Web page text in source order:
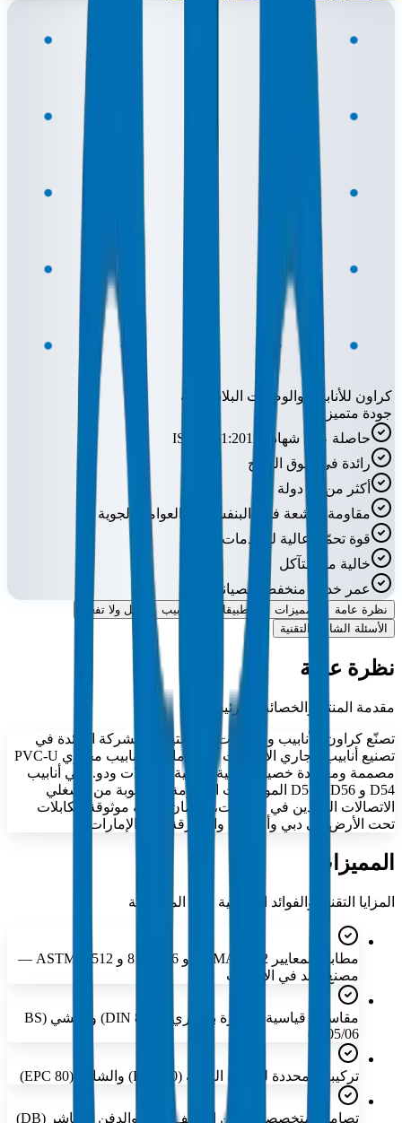
كراون للأنابيب والوصلات البلاستيكية
جودة متميزة
حاصلة على شهادة ISO 9001:2015
رائدة في سوق الخليج
أكثر من 52 دولة
مقاومة للأشعة فوق البنفسجية والعوامل الجوية
قوة تحمّل عالية للصدمات
خالية من التآكل
عمر خدمة منخفض الصيانة
نظرة عامة المميزات التطبيقات الأنابيب
افعل ولا تفعل
الأسئلة الشائعة التقنية
نظرة عامة
مقدمة المنتج والخصائص الرئيسية
تصنّع كراون للأنابيب والوصلات البلاستيكية، الشركة الرائدة في
تصنيع أنابيب مجاري الاتصالات في الإمارات، أنابيب مجاري PVC-U
مصممة ومعتمدة خصيصاً للبنية التحتية لاتصالات ودو. تلبي أنابيب
D54 و D56 و D57 المواصفات الصارمة المطلوبة من مشغلي
الاتصالات الرائدين في الإمارات، لضمان حماية موثوقة للكابلات
تحت الأرض في دبي وأبوظبي والشارقة وكل الإمارات.
المميزات
المزايا التقنية والفوائد الرئيسية لهذه المجموعة
مطابقة لمعايير NEMA TC 2 و TC 6 و 8 و ASTM F 512 —
مصنع رائد في الإمارات
مقاسات قياسية متوفرة بالمتري (DIN 8062) والإنشي (BS
3505/06)
تركيبات محددة للخدمة العادية (EPC 40) والشاقة (EPC 80)
تصاميم متخصصة للدفن المغلف (EB) والدفن المباشر (DB)